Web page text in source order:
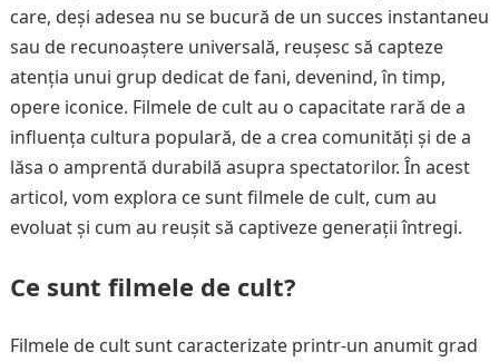
care, deși adesea nu se bucură de un succes instantaneu
sau de recunoaștere universală, reușesc să capteze
atenția unui grup dedicat de fani, devenind, în timp,
opere iconice. Filmele de cult au o capacitate rară de a
influența cultura populară, de a crea comunități și de a
lăsa o amprentă durabilă asupra spectatorilor. În acest
articol, vom explora ce sunt filmele de cult, cum au
evoluat și cum au reușit să captiveze generații întregi.
Ce sunt filmele de cult?
Filmele de cult sunt caracterizate printr-un anumit grad